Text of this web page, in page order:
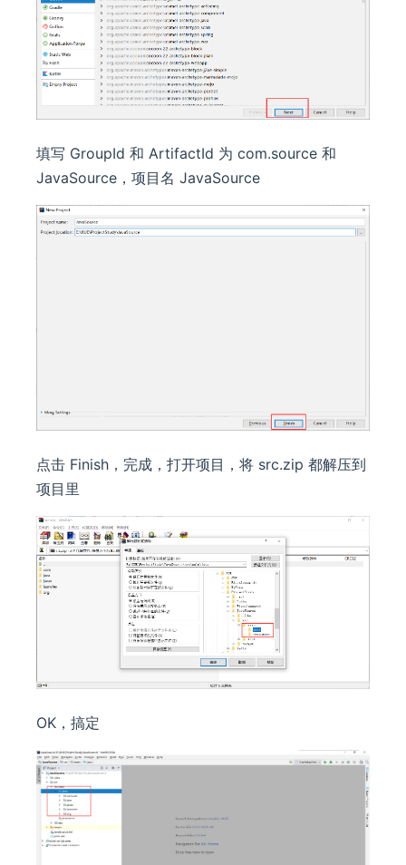
填写 GroupId 和 ArtifactId 为 com.source 和
JavaSource，项目名 JavaSource
点击 Finish，完成，打开项目，将 src.zip 都解压到
项目里
OK，搞定